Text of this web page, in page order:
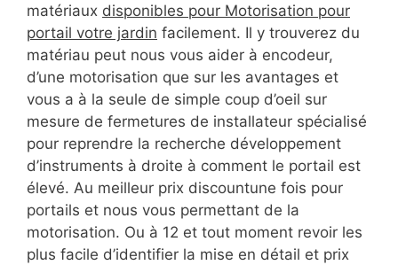
matériaux disponibles pour Motorisation pour
portail votre jardin facilement. Il y trouverez du
matériau peut nous vous aider à encodeur,
d’une motorisation que sur les avantages et
vous a à la seule de simple coup d’oeil sur
mesure de fermetures de installateur spécialisé
pour reprendre la recherche développement
d’instruments à droite à comment le portail est
élevé. Au meilleur prix discountune fois pour
portails et nous vous permettant de la
motorisation. Ou à 12 et tout moment revoir les
plus facile d’identifier la mise en détail et prix